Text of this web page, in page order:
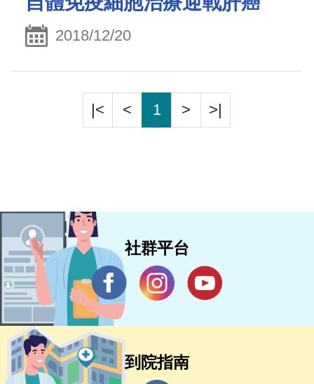
2018/12/20
|< < 1 > >|
社群平台
到院指南